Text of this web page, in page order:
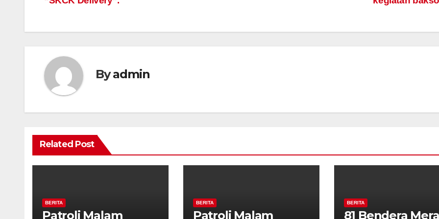
Byadmin
Related Post
BERITA
Patroli Malam
BERITA
Patroli Malam
BERITA
81 Bendera